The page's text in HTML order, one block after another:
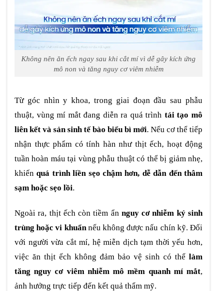
Không nên ăn ếch ngay sau khi cắt mí vì dễ gây kích ứng
mô non và tăng nguy cơ viêm nhiễm
Từ góc nhìn y khoa, trong giai đoạn đầu sau phẫu
thuật, vùng mí mắt đang diễn ra quá trình tái tạo mô
liên kết và sản sinh tế bào biểu bì mới. Nếu cơ thể tiếp
nhận thực phẩm có tính hàn như thịt ếch, hoạt động
tuần hoàn máu tại vùng phẫu thuật có thể bị giảm nhẹ,
khiếnquá trình liền sẹo chậm hơn, dễ dẫn đến thâm
sạm hoặc sẹo lồi.
Ngoài ra, thịt ếch còn tiềm ẩn nguy cơ nhiễm ký sinh
trùng hoặc vi khuẩnnếu không được nấu chín kỹ. Đối
với người vừa cắt mí, hệ miễn dịch tạm thời yếu hơn,
việc ăn thịt ếch không đảm bảo vệ sinh có thể làm
tăng nguy cơ viêm nhiễm mô mềm quanh mí mắt,
ảnh hưởng trực tiếp đến kết quả thẩm mỹ.